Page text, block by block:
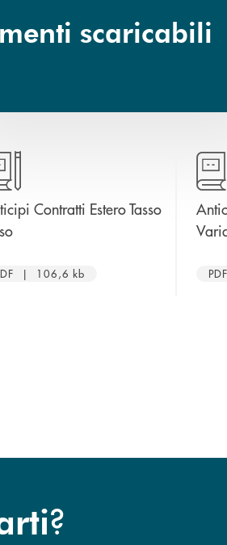
scaricabili
Contratti Estero Tasso
apre una nuova finestra
| 106,6 kb
?